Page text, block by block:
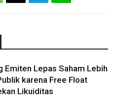
Emiten Lepas Saham Lebih
karena Free Float
Likuiditas